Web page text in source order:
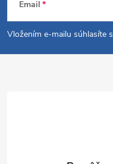
á
p
Email
Vložením e-mailu súhlasíte s